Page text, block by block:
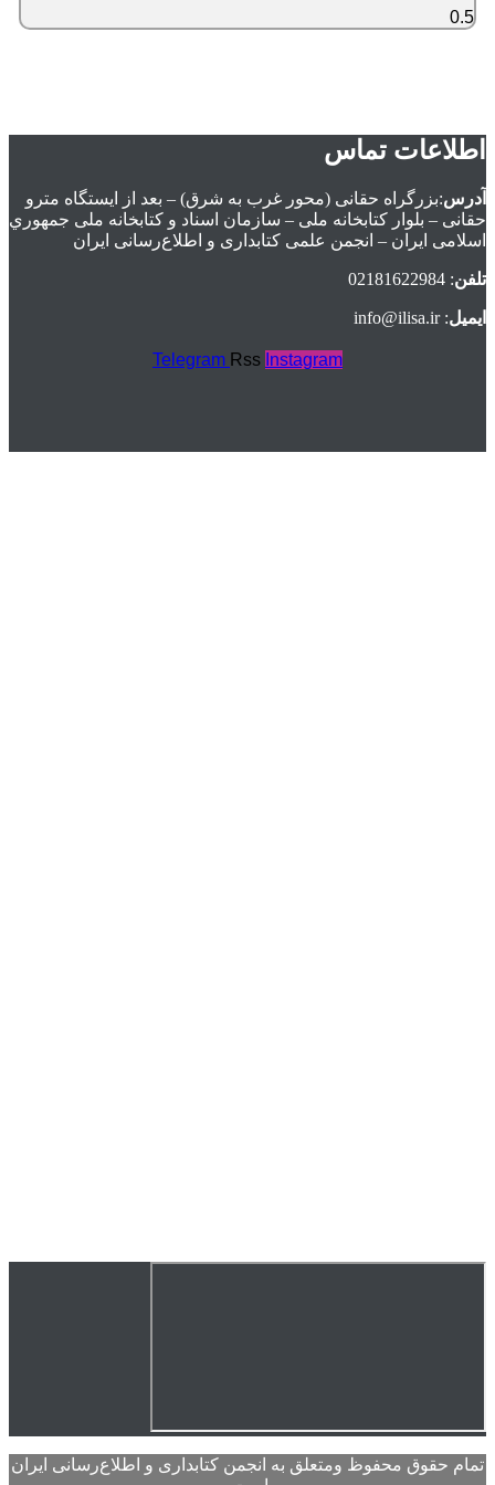
اطلاعات تماس
آدرس:بزرگراه حقانی (محور غرب به شرق) – بعد از ايستگاه مترو
حقانی – بلوار كتابخانه ملی – سازمان اسناد و كتابخانه ملی جمهوري
اسلامی ايران – انجمن علمی کتابداری و اطلاع‌رسانی ایران
تلفن: 02181622984
ایمیل: info@ilisa.ir
Telegram Rss Instagram
تمام حقوق محفوظ ومتعلق به انجمن کتابداری و اطلاع‌رسانی ایران